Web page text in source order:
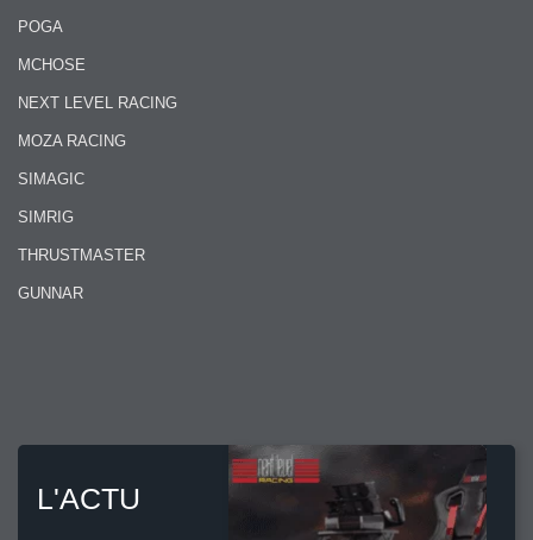
POGA
MCHOSE
NEXT LEVEL RACING
MOZA RACING
SIMAGIC
SIMRIG
THRUSTMASTER
GUNNAR
L'ACTU